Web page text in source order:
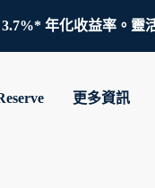
年化收益率。
更多資訊